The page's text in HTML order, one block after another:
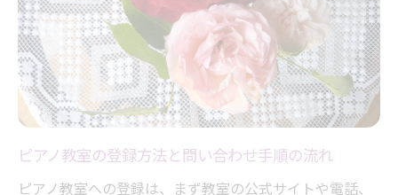
ピアノ教室の登録方法と問い合わせ手順の流れ
ピアノ教室への登録は、まず教室の公式サイトや電話、